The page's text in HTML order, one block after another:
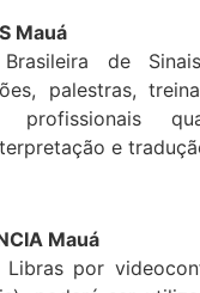
Mauá
Brasileira de
palestras,
profissionais
e
Mauá
por